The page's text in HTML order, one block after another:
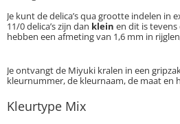
Je kunt de delica’s qua grootte indelen in
11/0 delica’s zijn dan klein en dit is tevens
hebben een afmeting van 1,6 mm in
Je ontvangt de Miyuki kralen in een
kleurnummer, de kleurnaam, de maat en
Kleurtype Mix